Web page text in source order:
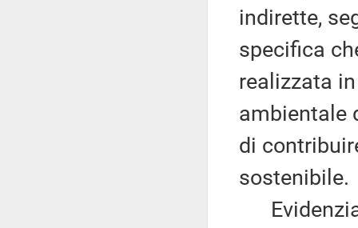
indirette,
specifica
realizzata
ambientale
di
sostenibile.